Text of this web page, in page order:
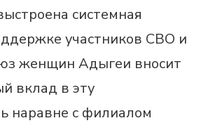
системная
участников СВО и
женщин Адыгеи вносит
вклад в эту
наравне с филиалом